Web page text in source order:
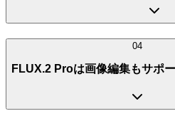
04
FLUX.2 Proは画像編集もサポ